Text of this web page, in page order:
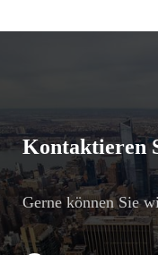
Kontaktieren
Gerne können Sie